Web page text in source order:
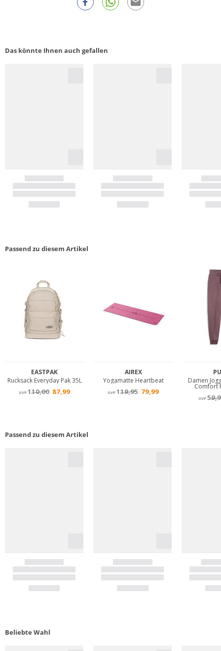
Das könnte Ihnen auch gefallen
Passend zu diesem Artikel
Passend zu diesem Artikel
Beliebte Wahl